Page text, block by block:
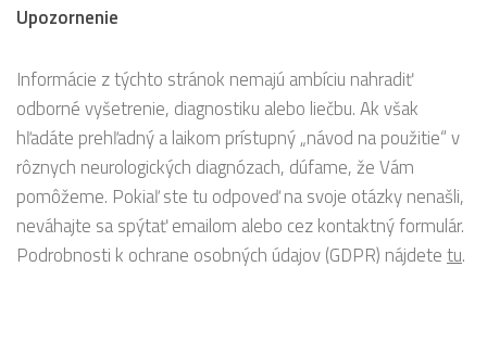
Upozornenie
Informácie z týchto stránok nemajú ambíciu nahradiť
odborné vyšetrenie, diagnostiku alebo liečbu. Ak však
hľadáte prehľadný a laikom prístupný „návod na použitie“ v
rôznych neurologických diagnózach, dúfame, že Vám
pomôžeme. Pokiaľ ste tu odpoveď na svoje otázky nenašli,
neváhajte sa spýtať emailom alebo cez kontaktný formulár.
Podrobnosti k ochrane osobných údajov (GDPR) nájdetetu.